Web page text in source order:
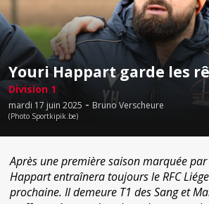
Youri Happart garde les
Division 1
mardi 17 juin 2025 - Bruno Verscheure
(Photo Sportkipik.be)
Après une première saison marquée
Happart entraînera toujours le RFC
prochaine. Il demeure T1 des Sang et